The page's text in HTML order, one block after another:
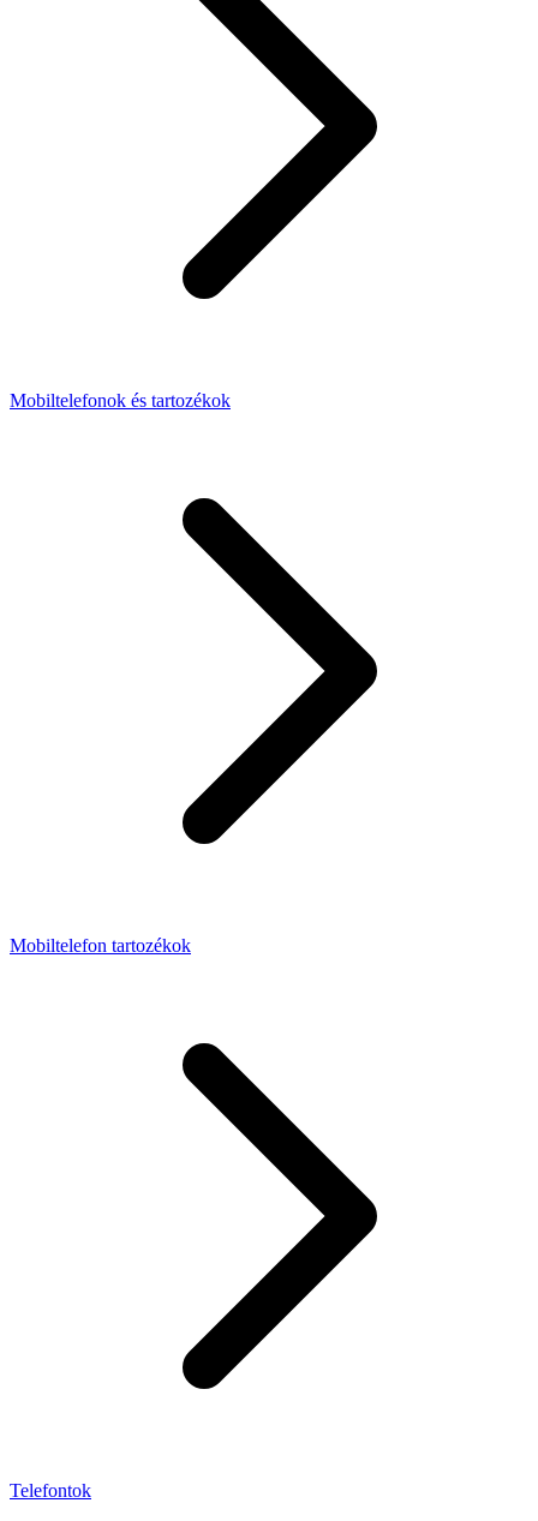
Mobiltelefonok és tartozékok
Mobiltelefon tartozékok
Telefontok